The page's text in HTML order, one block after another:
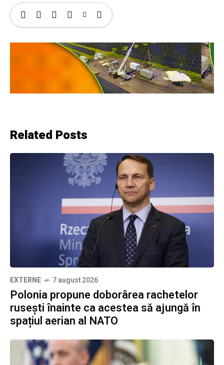
Related Posts
EXTERNE 7 august 2026
Polonia propune doborârea rachetelor
rusești înainte ca acestea să ajungă în
spațiul aerian al NATO